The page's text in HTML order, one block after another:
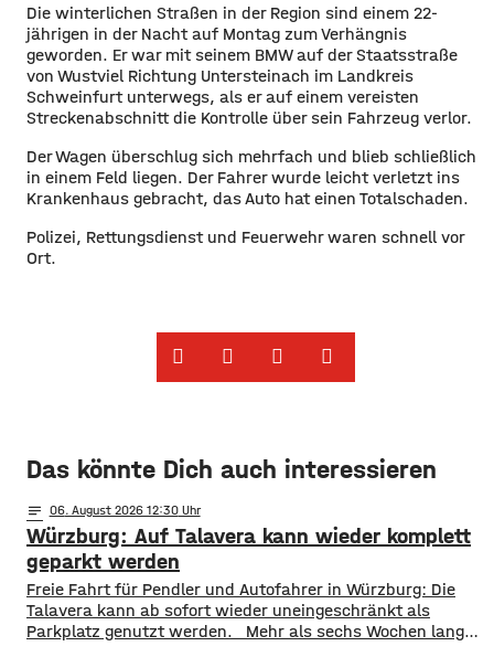
Die winterlichen Straßen in der Region sind einem 22-
jährigen in der Nacht auf Montag zum Verhängnis
geworden. Er war mit seinem BMW auf der Staatsstraße
von Wustviel Richtung Untersteinach im Landkreis
Schweinfurt unterwegs, als er auf einem vereisten
Streckenabschnitt die Kontrolle über sein Fahrzeug verlor.
Der Wagen überschlug sich mehrfach und blieb schließlich
in einem Feld liegen. Der Fahrer wurde leicht verletzt ins
Krankenhaus gebracht, das Auto hat einen Totalschaden.
Polizei, Rettungsdienst und Feuerwehr waren schnell vor
Ort.
Das könnte Dich auch interessieren
notes 06. August 2026 12:30
Würzburg: Auf Talavera kann wieder komplett
geparkt werden
​​Freie Fahrt für Pendler und Autofahrer in Würzburg: Die
Talavera kann ab sofort wieder uneingeschränkt als
Parkplatz genutzt werden. ​Mehr als sechs Wochen lang